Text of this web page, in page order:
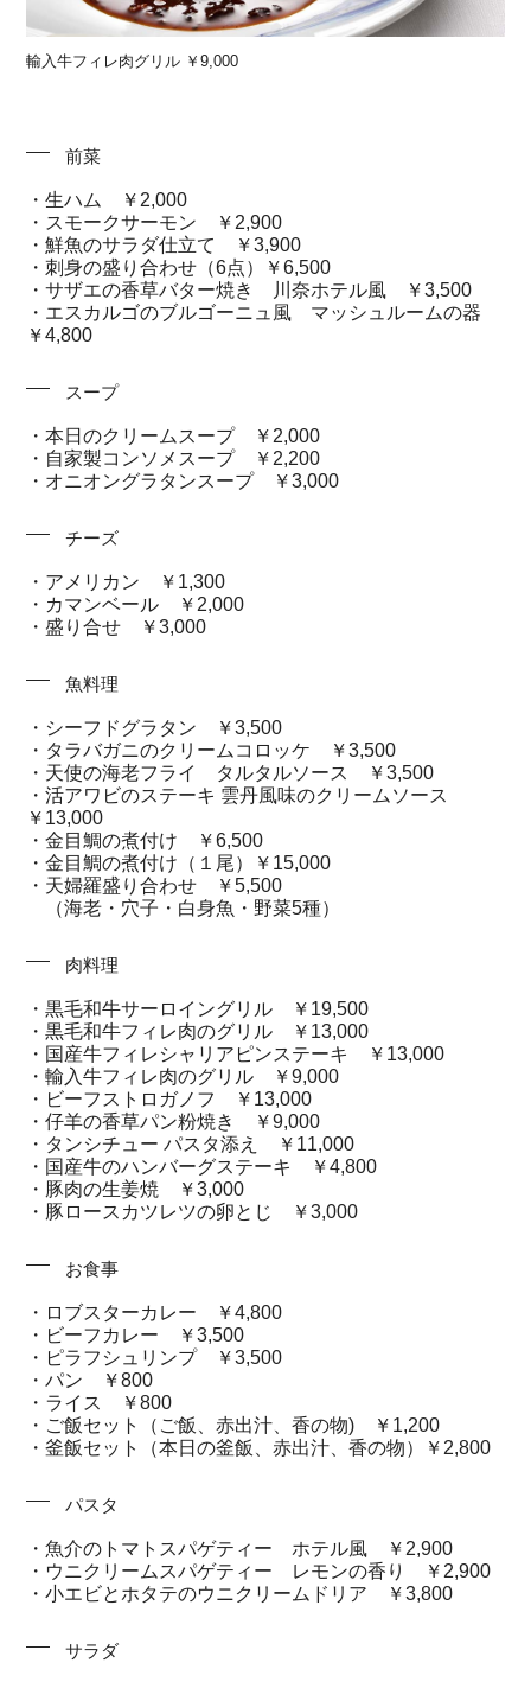
輸入牛フィレ肉グリル ￥9,000
前菜
・生ハム ￥2,000
・スモークサーモン ￥2,900
・鮮魚のサラダ仕立て ￥3,900
・刺身の盛り合わせ（6点）￥6,500
・サザエの香草バター焼き 川奈ホテル風 ￥3,500
・エスカルゴのブルゴーニュ風 マッシュルームの器
￥4,800
スープ
・本日のクリームスープ ￥2,000
・自家製コンソメスープ ￥2,200
・オニオングラタンスープ ￥3,000
チーズ
・アメリカン ￥1,300
・カマンベール ￥2,000
・盛り合せ ￥3,000
魚料理
・シーフドグラタン ￥3,500
・タラバガニのクリームコロッケ ￥3,500
・天使の海老フライ タルタルソース ￥3,500
・活アワビのステーキ 雲丹風味のクリームソース
￥13,000
・金目鯛の煮付け ￥6,500
・金目鯛の煮付け（１尾）￥15,000
・天婦羅盛り合わせ ￥5,500
（海老・穴子・白身魚・野菜5種）
肉料理
・黒毛和牛サーロイングリル ￥19,500
・黒毛和牛フィレ肉のグリル ￥13,000
・国産牛フィレシャリアピンステーキ ￥13,000
・輸入牛フィレ肉のグリル ￥9,000
・ビーフストロガノフ ￥13,000
・仔羊の香草パン粉焼き ￥9,000
・タンシチュー パスタ添え ￥11,000
・国産牛のハンバーグステーキ ￥4,800
・豚肉の生姜焼 ￥3,000
・豚ロースカツレツの卵とじ ￥3,000
お食事
・ロブスターカレー ￥4,800
・ビーフカレー ￥3,500
・ピラフシュリンプ ￥3,500
・パン ￥800
・ライス ￥800
・ご飯セット（ご飯、赤出汁、香の物) ￥1,200
・釜飯セット（本日の釜飯、赤出汁、香の物）￥2,800
パスタ
・魚介のトマトスパゲティー ホテル風 ￥2,900
・ウニクリームスパゲティー レモンの香り ￥2,900
・小エビとホタテのウニクリームドリア ￥3,800
サラダ